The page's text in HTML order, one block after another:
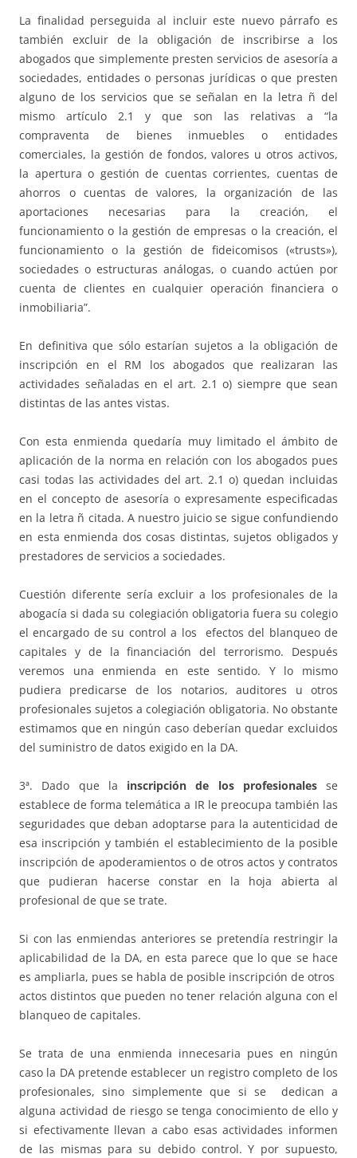
La finalidad perseguida al incluir este nuevo párrafo es
también excluir de la obligación de inscribirse a los
abogados que simplemente presten servicios de asesoría a
sociedades, entidades o personas jurídicas o que presten
alguno de los servicios que se señalan en la letra ñ del
mismo artículo 2.1 y que son las relativas a “la
compraventa de bienes inmuebles o entidades
comerciales, la gestión de fondos, valores u otros activos,
la apertura o gestión de cuentas corrientes, cuentas de
ahorros o cuentas de valores, la organización de las
aportaciones necesarias para la creación, el
funcionamiento o la gestión de empresas o la creación, el
funcionamiento o la gestión de fideicomisos («trusts»),
sociedades o estructuras análogas, o cuando actúen por
cuenta de clientes en cualquier operación financiera o
inmobiliaria”.
En definitiva que sólo estarían sujetos a la obligación de
inscripción en el RM los abogados que realizaran las
actividades señaladas en el art. 2.1 o) siempre que sean
distintas de las antes vistas.
Con esta enmienda quedaría muy limitado el ámbito de
aplicación de la norma en relación con los abogados pues
casi todas las actividades del art. 2.1 o) quedan incluidas
en el concepto de asesoría o expresamente especificadas
en la letra ñ citada. A nuestro juicio se sigue confundiendo
en esta enmienda dos cosas distintas, sujetos obligados y
prestadores de servicios a sociedades.
Cuestión diferente sería excluir a los profesionales de la
abogacía si dada su colegiación obligatoria fuera su colegio
el encargado de su control a los efectos del blanqueo de
capitales y de la financiación del terrorismo. Después
veremos una enmienda en este sentido. Y lo mismo
pudiera predicarse de los notarios, auditores u otros
profesionales sujetos a colegiación obligatoria. No obstante
estimamos que en ningún caso deberían quedar excluidos
del suministro de datos exigido en la DA.
3ª. Dado que la inscripción de los profesionalesse
establece de forma telemática a IR le preocupa también las
seguridades que deban adoptarse para la autenticidad de
esa inscripción y también el establecimiento de la posible
inscripción de apoderamientos o de otros actos y contratos
que pudieran hacerse constar en la hoja abierta al
profesional de que se trate.
Si con las enmiendas anteriores se pretendía restringir la
aplicabilidad de la DA, en esta parece que lo que se hace
es ampliarla, pues se habla de posible inscripción de otros
actos distintos que pueden no tener relación alguna con el
blanqueo de capitales.
Se trata de una enmienda innecesaria pues en ningún
caso la DA pretende establecer un registro completo de los
profesionales, sino simplemente que si se dedican a
alguna actividad de riesgo se tenga conocimiento de ello y
si efectivamente llevan a cabo esas actividades informen
de las mismas para su debido control. Y por supuesto,